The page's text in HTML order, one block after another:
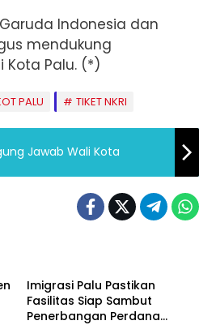
Indonesia dan
mendukung
Palu. (*)
PALU TIKET NKRI
Jawab Wali Kota
Imigrasi Palu Pastikan
Fasilitas Siap Sambut
Penerbangan Perdana